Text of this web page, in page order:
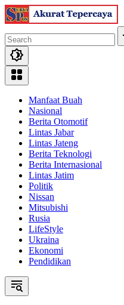
Skip
to
Manfaat Buah
Nasional
Berita Otomotif
Lintas Jabar
Lintas Jateng
Berita Teknologi
Berita Internasional
Lintas Jatim
Politik
Nissan
Mitsubishi
Rusia
LifeStyle
Ukraina
Ekonomi
Pendidikan